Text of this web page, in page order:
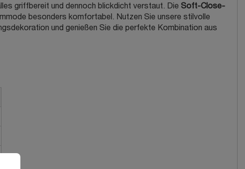
griffbereit und dennoch blickdicht verstaut. Die Soft-Close-
besonders komfortabel. Nutzen Sie unsere stilvolle
und genießen Sie die perfekte Kombination aus